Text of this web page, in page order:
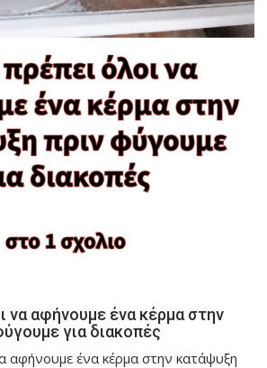
να αφήνουμε ένα κέρμα στην
για διακοπές
αφήνουμε ένα κέρμα στην κατάψυξη